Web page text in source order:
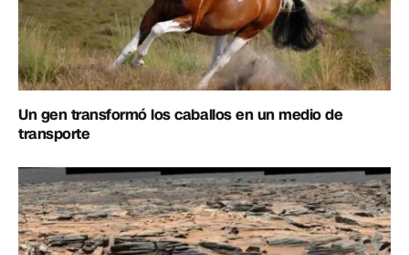
Un gen transformó los caballos en un medio de
transporte